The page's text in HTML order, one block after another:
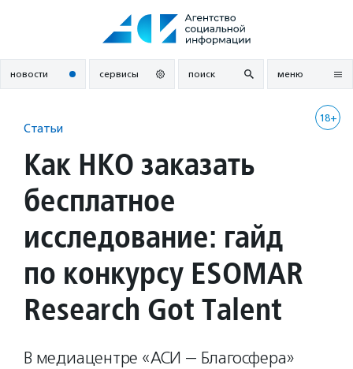
новости сервисы поиск меню
18+
Статьи
Как НКО заказать
бесплатное
исследование: гайд
по конкурсу ESOMAR
Research Got Talent
В медиацентре «АСИ — Благосфера»